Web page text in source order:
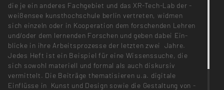
die je ein anderes Fachgebiet und das XR-Tech-Lab der ­
weißensee kunsthochschule berlin vertreten, widmen
sich einzeln oder in Kooperation dem forschenden ­Lehren
und/oder dem lernenden Forschen und geben dabei Ein­
blicke in ihre Arbeitsprozesse der letzten zwei Jahre.
Jedes Heft ist ein Beispiel für eine Wissens­suche, die
sich sowohl materiell und formal als auch ­diskursiv
vermittelt. Die Beiträge thematisieren u.a. digitale
Einflüsse in Kunst und Design sowie die Gestaltung von ­­